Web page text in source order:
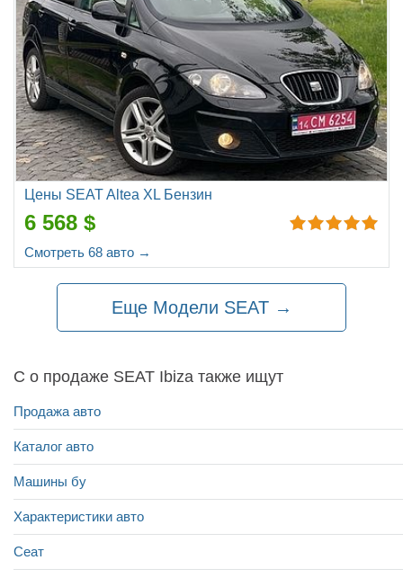
Цены SEAT Altea XL Бензин
6 568 $
Смотреть 68 авто →
Еще Модели SEAT →
С о продаже SEAT Ibiza также ищут
Продажа авто
Каталог авто
Машины бу
Характеристики авто
Сеат